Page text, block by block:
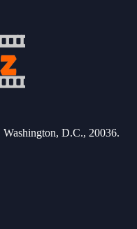
Washington, D.C., 20036.